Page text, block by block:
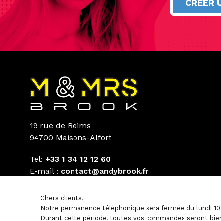
CRÉER
19 rue de Reims
94700 Maisons-Alfort
Tel: +33 1 34 12 12 60
E-mail : contact@andybrook.fr
Chers clients,
Notre permanence téléphonique sera fermée du lundi
Durant cette période, toutes vos commandes seront